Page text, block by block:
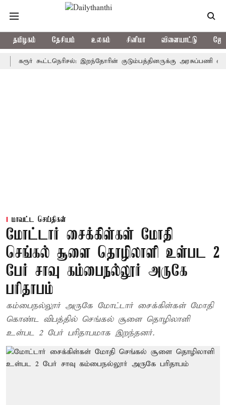
தமிழகம் தேசியம் உலகம் சினிமா விளையாட்டு
கூட்டநெரிசல்: இறந்தோரின் குடும்பத்தினருக்கு அரசுப்பணி வழக்கு;
மாவட்ட செய்திகள்
மோட்டார் சைக்கிள்கள் மோதி
செங்கல் சூளை தொழிலாளி உள்பட 2
பேர் சாவு கம்பைநல்லூர் அருகே
பரிதாபம்
கம்பைநல்லூர் அருகே மோட்டார் சைக்கிள்கள் மோதி
கொண்ட விபத்தில் செங்கல் சூளை தொழிலாளி
உள்பட 2 பேர் பரிதாபமாக இறந்தனர்.